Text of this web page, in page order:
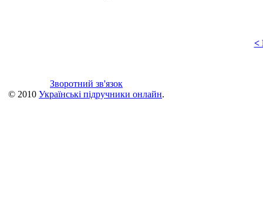
<
Зворотний зв'язок
© 2010 Українські підручники онлайн.